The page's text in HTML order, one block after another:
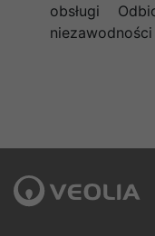
obsługi
niezawodności